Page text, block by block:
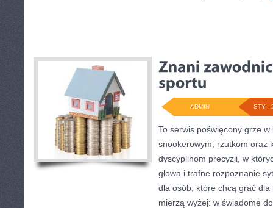
STY -
ADMIN
To serwis poświęcony grze
snookerowym, rzutkom oraz
dyscyplinom precyzji, w
głowa i trafne rozpoznanie
dla osób, które chcą grać
mierzą wyżej: w świadome